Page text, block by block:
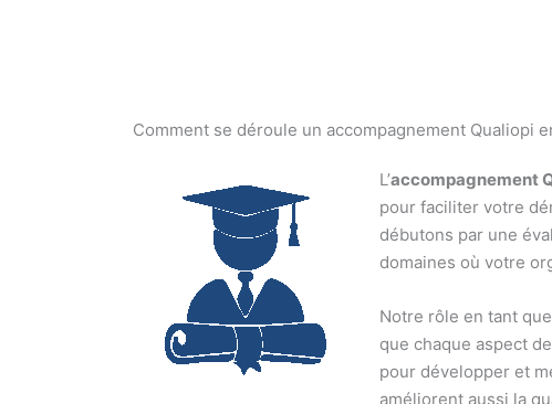
Comment se déroule un accompagnement Qualiopi
L’accompagnement
pour faciliter votre
débutons par une
domaines où votre
Notre rôle en tant
que chaque aspect
pour développer et
améliorent aussi la